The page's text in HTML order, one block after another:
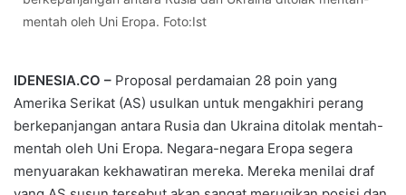
mentah oleh Uni Eropa. Foto:Ist
IDENESIA.CO – Proposal perdamaian 28 poin yang
Amerika Serikat (AS) usulkan untuk mengakhiri perang
berkepanjangan antara Rusia dan Ukraina ditolak mentah-
mentah oleh Uni Eropa. Negara-negara Eropa segera
menyuarakan kekhawatiran mereka. Mereka menilai draf